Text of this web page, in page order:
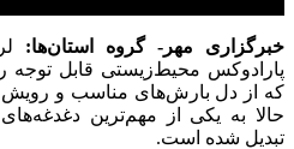
خبرگزاری مهر- گروه استان‌ها:
پارادوکس محیط‌زیستی قابل توجه
که از دل بارش‌های مناسب و رویش
حالا به یکی از مهم‌ترین
تبدیل شده است.